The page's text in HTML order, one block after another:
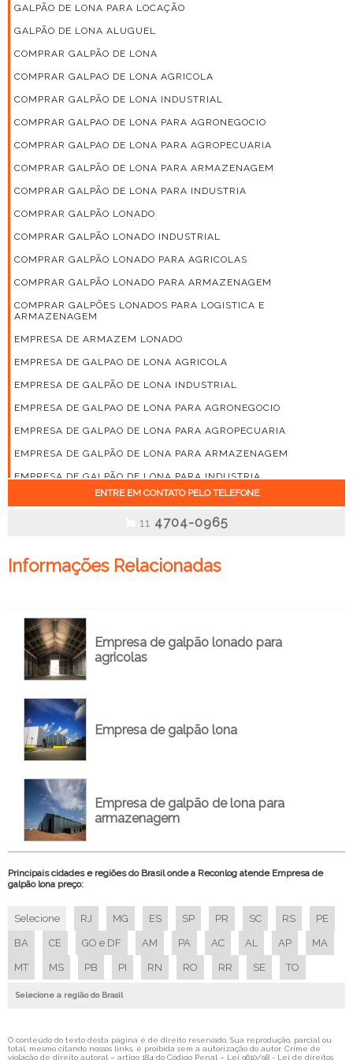
GALPÃO DE LONA PARA LOCAÇÃO
GALPÃO DE LONA ALUGUEL
COMPRAR GALPÃO DE LONA
COMPRAR GALPAO DE LONA AGRICOLA
COMPRAR GALPÃO DE LONA INDUSTRIAL
COMPRAR GALPAO DE LONA PARA AGRONEGOCIO
COMPRAR GALPAO DE LONA PARA AGROPECUARIA
COMPRAR GALPÃO DE LONA PARA ARMAZENAGEM
COMPRAR GALPÃO DE LONA PARA INDUSTRIA
COMPRAR GALPÃO LONADO
COMPRAR GALPÃO LONADO INDUSTRIAL
COMPRAR GALPÃO LONADO PARA AGRICOLAS
COMPRAR GALPÃO LONADO PARA ARMAZENAGEM
COMPRAR GALPÕES LONADOS PARA LOGISTICA E
ARMAZENAGEM
EMPRESA DE ARMAZEM LONADO
EMPRESA DE GALPAO DE LONA AGRICOLA
EMPRESA DE GALPÃO DE LONA INDUSTRIAL
EMPRESA DE GALPAO DE LONA PARA AGRONEGOCIO
EMPRESA DE GALPAO DE LONA PARA AGROPECUARIA
EMPRESA DE GALPÃO DE LONA PARA ARMAZENAGEM
EMPRESA DE GALPÃO DE LONA PARA INDUSTRIA
EMPRESA DE GALPÃO LONA
EMPRESA DE GALPÃO LONA PREÇO
EMPRESA DE GALPÃO LONADO INDUSTRIAL
EMPRESA DE GALPÃO LONADO PREÇO
EMPRESA DE GALPÕES LONADOS PARA LOGISTICA E
ARMAZENAGEM
EMPRESA DE MONTAGEM DE GALPÃO LONADO
FORNECEDOR DE GALPÃO LONA
GALPÃO ARMAZENAGEM SOJA
GALPÃO DE LONA
GALPAO DE LONA A VENDA
GALPAO DE LONA AGRICOLA
GALPAO DE LONA AGRICOLA A VENDA
GALPAO DE LONA AGRICOLA COMPRAR
GALPAO DE LONA AGRICOLA PREÇO
GALPÃO DE LONA AGRICOLA VALOR
GALPÃO DE LONA INDUSTRIAL
GALPÃO DE LONA INDUSTRIAL EMPRESA
GALPAO DE LONA PARA AGRONEGOCIO
ENTRE EM CONTATO PELO TELEFONE
11 4704-0965
Informações Relacionadas
Empresa de galpão lonado para
agricolas
Empresa de galpão lona
Empresa de galpão de lona para
armazenagem
Principais cidades e regiões do Brasil onde a Reconlog atende Empresa de
galpão lona preço:
Selecione RJ MG ES SP PR SC RS PE
BA CE GO e DF AM PA AC AL AP MA
MT MS PB PI RN RO RR SE TO
Selecione a região do Brasil
O conteúdo do texto desta página é de direito reservado. Sua reprodução, parcial ou
total, mesmo citando nossos links, é proibida sem a autorização do autor. Crime de
violação de direito autoral – artigo 184 do Código Penal – Lei 9610/98 - Lei de direitos